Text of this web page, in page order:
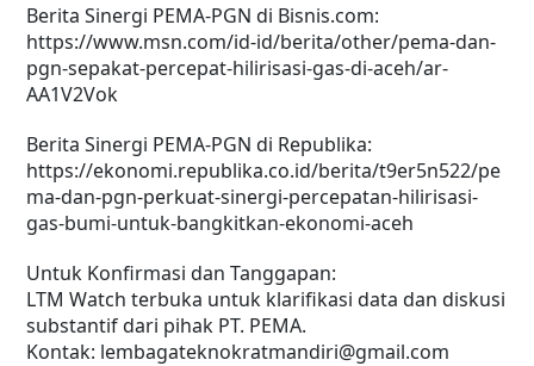
Berita Sinergi PEMA-PGN di Bisnis.com:
https://www.msn.com/id-id/berita/other/pema-dan-
pgn-sepakat-percepat-hilirisasi-gas-di-aceh/ar-
AA1V2Vok
Berita Sinergi PEMA-PGN di Republika:
https://ekonomi.republika.co.id/berita/t9er5n522/pe
ma-dan-pgn-perkuat-sinergi-percepatan-hilirisasi-
gas-bumi-untuk-bangkitkan-ekonomi-aceh
Untuk Konfirmasi dan Tanggapan:
LTM Watch terbuka untuk klarifikasi data dan diskusi
substantif dari pihak PT. PEMA.
Kontak: lembagateknokratmandiri@gmail.com